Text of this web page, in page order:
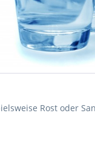
Rost oder